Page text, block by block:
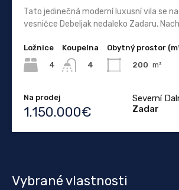
Tato jedinečná moderní luxusní vila se
vesničce Debeljak nedaleko Zadaru.
Ložnice
4
Koupelna
4
Obytný prostor
200 m²
Na prodej
1.150.000€
Severní
Zadar
Vybrané vlastnosti